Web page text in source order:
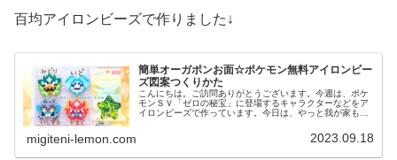
百均アイロンビーズで作りました↓
簡単オーガポンお面☆ポケモン無料アイロンビー
ズ図案つくりかた
こんにちは。ご訪問ありがとうございます。今週は、ポケ
モンＳＶ「ゼロの秘宝」に登場するキャラクターなどをア
イロンビーズで作っています。今日は、やっと我が家も前
migiteni-lemon.com 2023.09.18